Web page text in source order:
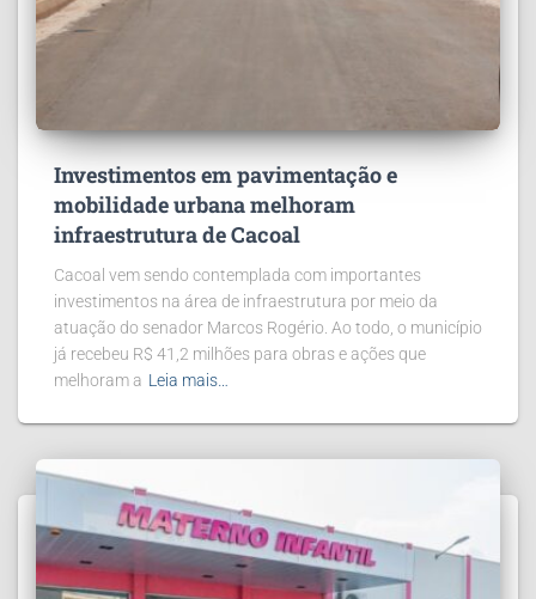
Investimentos em pavimentação e
mobilidade urbana melhoram
infraestrutura de Cacoal
Cacoal vem sendo contemplada com importantes
investimentos na área de infraestrutura por meio da
atuação do senador Marcos Rogério. Ao todo, o município
já recebeu R$ 41,2 milhões para obras e ações que
melhoram a Leia mais…